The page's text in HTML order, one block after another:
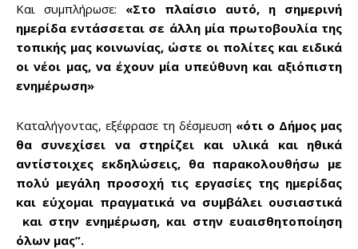
Και συμπλήρωσε: «Στο πλαίσιο αυτό, η σημερινή
ημερίδα εντάσσεται σε άλλη μία πρωτοβουλία της
τοπικής μας κοινωνίας, ώστε οι πολίτες και ειδικά
οι νέοι μας, να έχουν μία υπεύθυνη και αξιόπιστη
ενημέρωση»
Καταλήγοντας, εξέφρασε τη δέσμευση «ότι ο Δήμος μας
θα συνεχίσει να στηρίζει και υλικά και ηθικά
αντίστοιχες εκδηλώσεις, θα παρακολουθήσω με
πολύ μεγάλη προσοχή τις εργασίες της ημερίδας
και εύχομαι πραγματικά να συμβάλει ουσιαστικά
και στην ενημέρωση, και στην ευαισθητοποίηση
όλων μας”.